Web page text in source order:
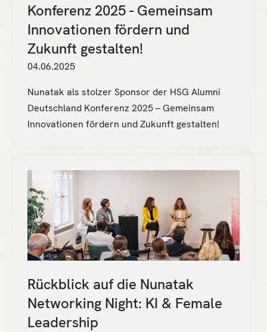
Konferenz 2025 - Gemeinsam
Innovationen fördern und
Zukunft gestalten!
04.06.2025
Nunatak als stolzer Sponsor der HSG Alumni
Deutschland Konferenz 2025 – Gemeinsam
Innovationen fördern und Zukunft gestalten!
Rückblick auf die Nunatak
Networking Night: KI & Female
Leadership